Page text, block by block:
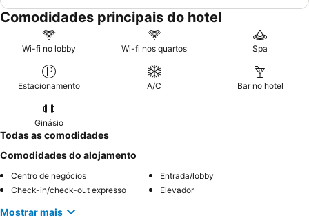
Comodidades principais do hotel
Wi-fi no lobby Wi-fi nos quartos Spa
Estacionamento A/C Bar no hotel
Ginásio
Todas as comodidades
Comodidades do alojamento
Centro de negócios
Entrada/lobby
Check-in/check-out expresso
Elevador
Mostrar mais